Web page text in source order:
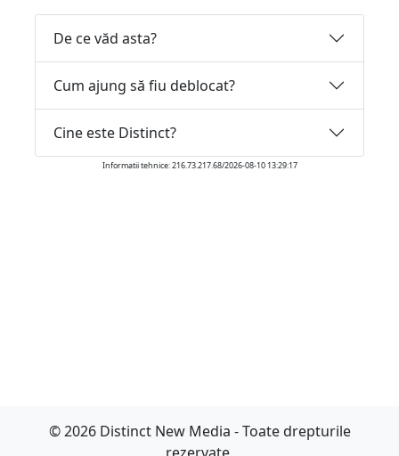
De ce văd asta?
Cum ajung să fiu deblocat?
Cine este Distinct?
Informatii tehnice: 216.73.217.68/2026-08-10 13:29:17
© 2026 Distinct New Media - Toate drepturile